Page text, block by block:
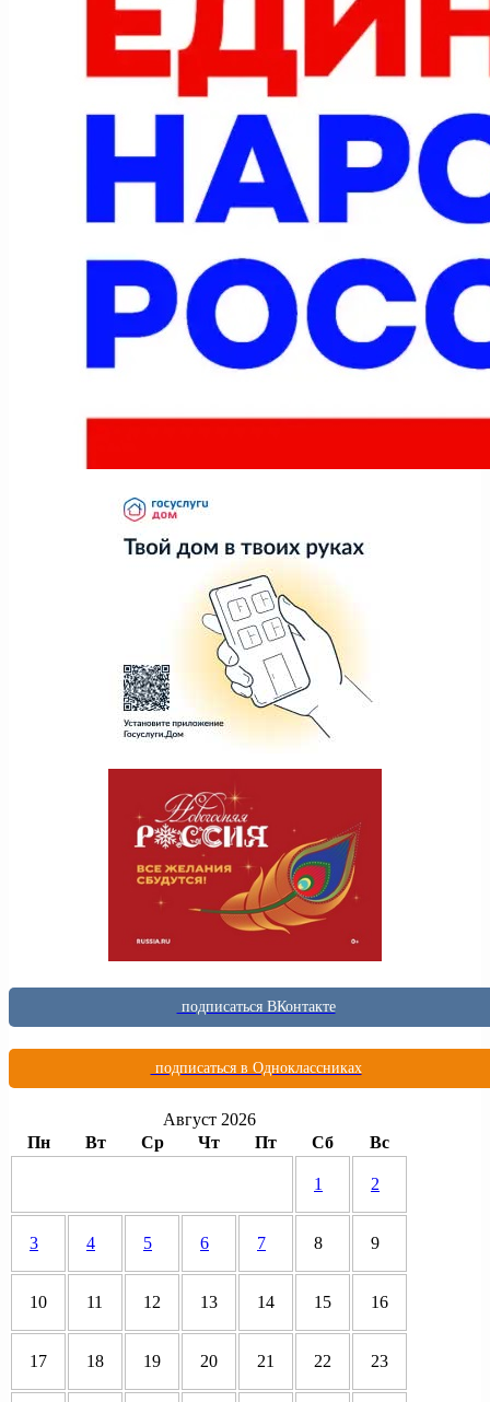
подписаться ВКонтакте
подписаться в Одноклассниках
Август 2026
Пн
Вт Ср Чт Пт Сб Вс
1 2
3 4 5 6 7 8 9
10 11 12 13 14 15 16
17 18 19 20 21 22 23